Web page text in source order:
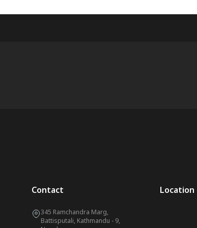
Contact
345 Ramchandra Marg,
Battisputali, Kathmandu - 9,
Location